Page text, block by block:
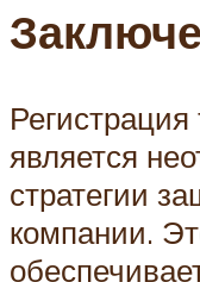
Регистрация
является
стратегии
компании.